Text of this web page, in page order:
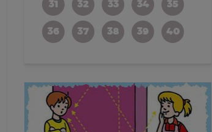
31 32 33 34 35
36 37 38 39 40